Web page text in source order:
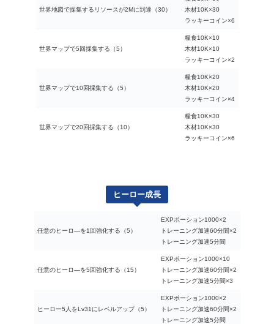
世界地図で採集するリソースが2Mに到達（30）
木材10K×30
ラッキーコイン×6
世界マップで5回採集する（5）
糧食10K×10
木材10K×10
ラッキーコイン×2
世界マップで10回採集する（5）
糧食10K×20
木材10K×20
ラッキーコイン×4
世界マップで20回採集する（10）
糧食10K×30
木材10K×30
ラッキーコイン×6
ヒーロー成長
任意のヒーロ―を1回強化する（5）
EXPポーション1000×2
トレーニング加速60分間×2
トレーニング加速5分間
任意のヒーロ―を5回強化する（15）
EXPポーション1000×10
トレーニング加速60分間×2
トレーニング加速5分間×3
ヒーロー5人をLv31にレベルアップ（5）
EXPポーション1000×2
トレーニング加速60分間×2
トレーニング加速5分間